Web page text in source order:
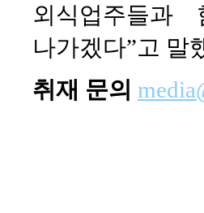
외식업주들
나가겠다”고 말
취재 문의